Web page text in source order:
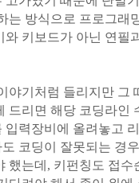
는 방식으로 프로그래
키보드가 아닌 연필
야기처럼 들리지만 그
드리면 해당 코딩라인
력장비에 올려놓고
코딩이 잘못되는 경
했는데, 키펀칭도 접수